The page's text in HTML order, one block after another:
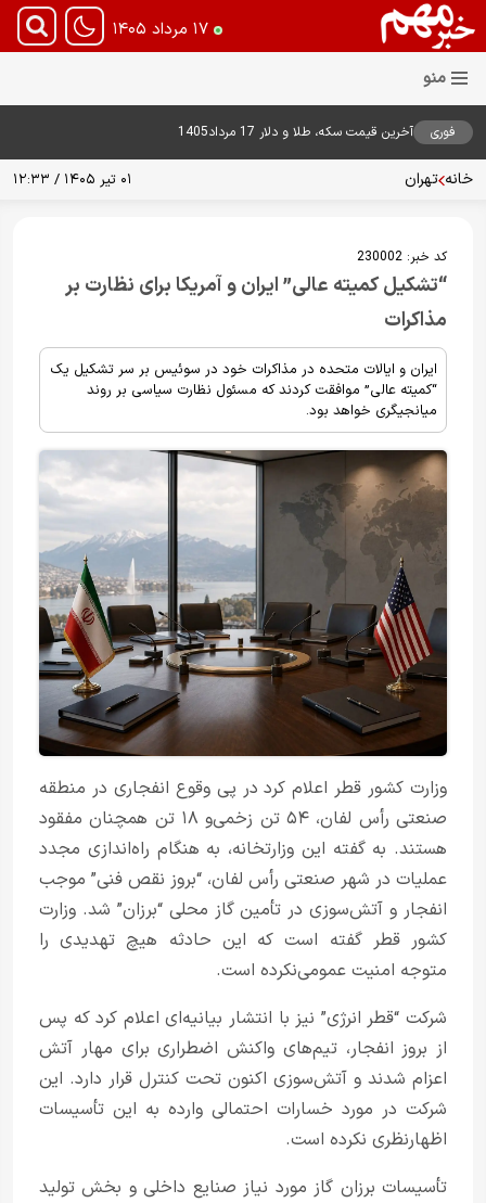
۱۷ مرداد ۱۴۰۵
فوری آخرین قیمت سکه، طلا و دلار 17 مرداد1405
خانه تهران ۰۱ تیر ۱۴۰۵ / ۱۲:۳۳
کد خبر: 230002
“تشکیل کمیته عالی” ایران و آمریکا برای نظارت بر
مذاکرات
ایران و ایالات متحده در مذاکرات خود در سوئیس بر سر تشکیل یک
“کمیته عالی” موافقت کردند که مسئول نظارت سیاسی بر روند
میانجیگری خواهد بود.
وزارت کشور قطر اعلام کرد در پی وقوع انفجاری در منطقه
صنعتی رأس لفان، ۵۴ تن زخمی‌و ۱۸ تن همچنان مفقود
هستند. به گفته این وزارتخانه، به هنگام راه‌اندازی مجدد
عملیات در شهر صنعتی رأس لفان، “بروز نقص فنی” موجب
انفجار و آتش‌سوزی در تأمین گاز محلی “برزان” شد. وزارت
کشور قطر گفته است که این حادثه هیچ تهدیدی را
متوجه امنیت عمومی‌نکرده است.
شرکت “قطر انرژی” نیز با انتشار بیانیه‌ای اعلام کرد که پس
از بروز انفجار، تیم‌های واکنش اضطراری برای مهار آتش
اعزام شدند و آتش‌سوزی اکنون تحت کنترل قرار دارد. این
شرکت در مورد خسارات احتمالی وارده به این تأسیسات
اظهارنظری نکرده است.
تأسیسات برزان گاز مورد نیاز صنایع داخلی و بخش تولید